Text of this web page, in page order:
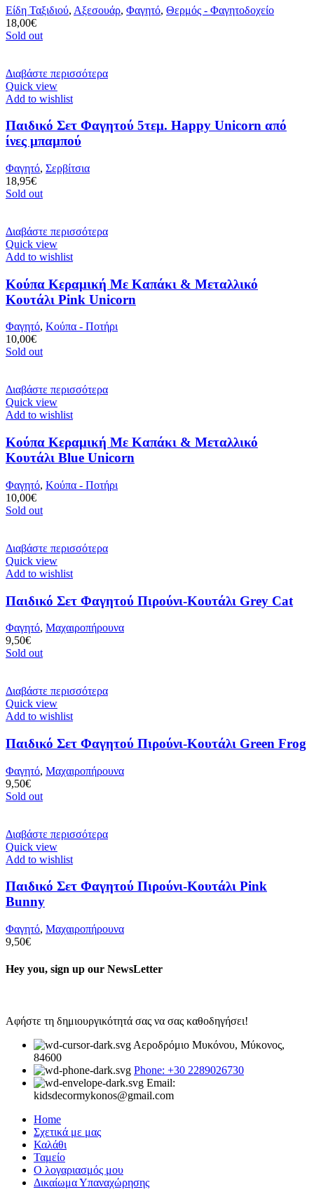
Είδη Ταξιδιού, Αξεσουάρ, Φαγητό, Θερμός - Φαγητοδοχείο
18,00€
Sold out
Διαβάστε περισσότερα
Quick view
Add to wishlist
Παιδικό Σετ Φαγητού 5τεμ. Happy Unicorn από
ίνες μπαμπού
Φαγητό, Σερβίτσια
18,95€
Sold out
Διαβάστε περισσότερα
Quick view
Add to wishlist
Κούπα Κεραμική Με Καπάκι & Μεταλλικό
Κουτάλι Pink Unicorn
Φαγητό, Κούπα - Ποτήρι
10,00€
Sold out
Διαβάστε περισσότερα
Quick view
Add to wishlist
Κούπα Κεραμική Με Καπάκι & Μεταλλικό
Κουτάλι Blue Unicorn
Φαγητό, Κούπα - Ποτήρι
10,00€
Sold out
Διαβάστε περισσότερα
Quick view
Add to wishlist
Παιδικό Σετ Φαγητού Πιρούνι-Κουτάλι Grey Cat
Φαγητό, Μαχαιροπήρουνα
9,50€
Sold out
Διαβάστε περισσότερα
Quick view
Add to wishlist
Παιδικό Σετ Φαγητού Πιρούνι-Κουτάλι Green Frog
Φαγητό, Μαχαιροπήρουνα
9,50€
Sold out
Διαβάστε περισσότερα
Quick view
Add to wishlist
Παιδικό Σετ Φαγητού Πιρούνι-Κουτάλι Pink
Bunny
Φαγητό, Μαχαιροπήρουνα
9,50€
Hey you, sign up our NewsLetter
Αφήστε τη δημιουργικότητά σας να σας καθοδηγήσει!
Αεροδρόμιο Μυκόνου, Μύκονος,
84600
Phone: +30 2289026730
Email:
kidsdecormykonos@gmail.com
Home
Σχετικά με μας
Καλάθι
Ταμείο
Ο λογαριασμός μου
Δικαίωμα Υπαναχώρησης